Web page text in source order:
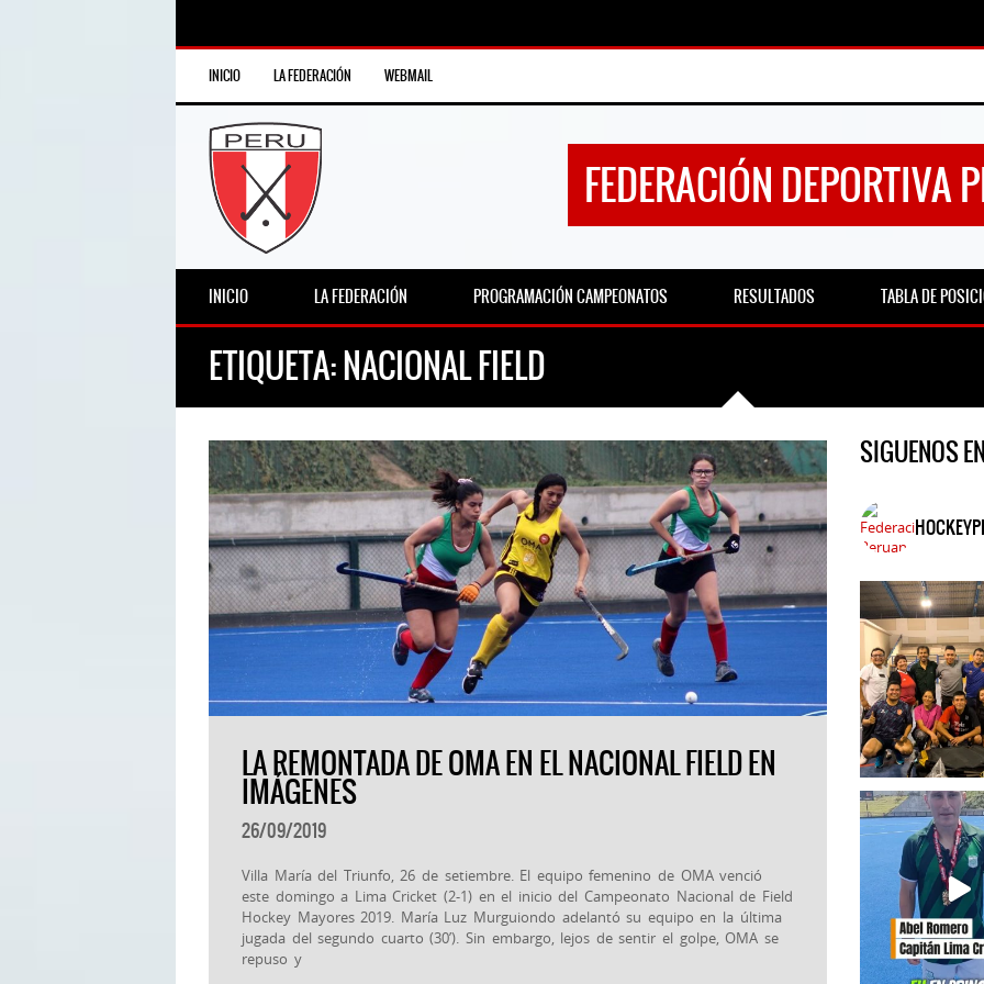
INICIO LA FEDERACIÓN WEBMAIL
FEDERACIÓN DEPORTIVA
INICIO LA FEDERACIÓN PROGRAMACIÓN CAMPEONATOS RESULTADOS TABLA DE
ETIQUETA:NACIONAL FIELD
LA REMONTADA DE OMA EN EL NACIONAL FIELD EN
IMÁGENES
26/09/2019
Villa María del Triunfo, 26 de setiembre. El equipo femenino de OMA venció
este domingo a Lima Cricket (2-1) en el inicio del Campeonato Nacional de Field
Hockey Mayores 2019. María Luz Murguiondo adelantó su equipo en la última
jugada del segundo cuarto (30’). Sin embargo, lejos de sentir el golpe, OMA se
repuso y
SIGUENOS